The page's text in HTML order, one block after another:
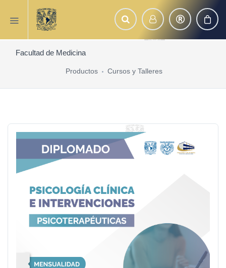
Facultad de Medicina
Productos Cursos y Talleres